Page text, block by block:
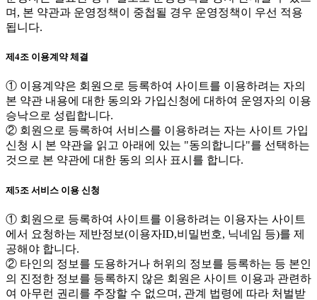
며, 본 약관과 운영정책이 중첩될 경우 운영정책이 우선 적용
됩니다.
제4조 이용계약 체결
① 이용계약은 회원으로 등록하여 사이트를 이용하려는 자의
본 약관 내용에 대한 동의와 가입신청에 대하여 운영자의 이용
승낙으로 성립합니다.
② 회원으로 등록하여 서비스를 이용하려는 자는 사이트 가입
신청 시 본 약관을 읽고 아래에 있는 "동의합니다"를 선택하는
것으로 본 약관에 대한 동의 의사 표시를 합니다.
제5조 서비스 이용 신청
① 회원으로 등록하여 사이트를 이용하려는 이용자는 사이트
에서 요청하는 제반정보(이용자ID,비밀번호, 닉네임 등)를 제
공해야 합니다.
② 타인의 정보를 도용하거나 허위의 정보를 등록하는 등 본인
의 진정한 정보를 등록하지 않은 회원은 사이트 이용과 관련하
여 아무런 권리를 주장할 수 없으며, 관계 법령에 따라 처벌받